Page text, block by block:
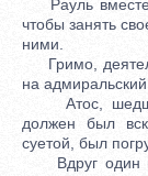
Рауль вместе
чтобы занять
ними.
Гримо,
на
Атос,
должен был
суетой, был
Вдруг один